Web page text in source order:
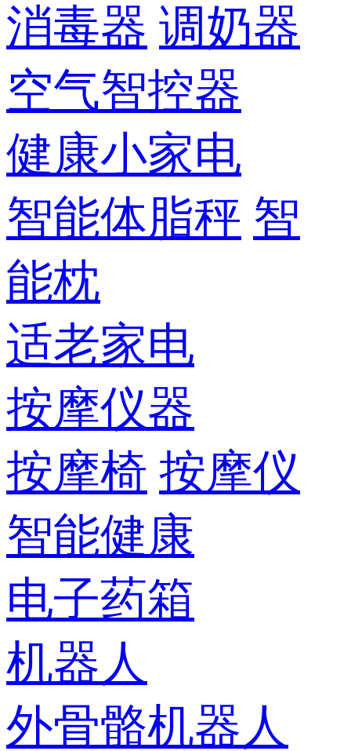
消毒器 调奶器
空气智控器
健康小家电
智能体脂秤 智
能枕
适老家电
按摩仪器
按摩椅 按摩仪
智能健康
电子药箱
机器人
外骨骼机器人